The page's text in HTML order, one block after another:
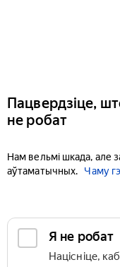
Пацвердзіце,
не робат
Нам вельмі шкада, але
аўтаматычных.
Чаму
Я не робат
Націсніце,